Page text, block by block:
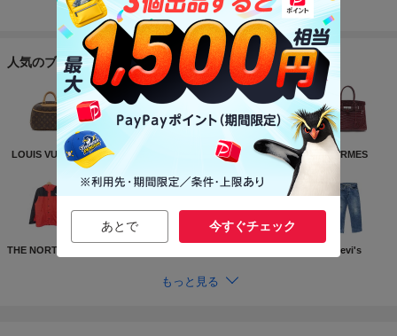
もっと見る
人気のブランド
LOUIS VUITTON CHANEL HERMES
THE NORTH FACE Levi's
もっと見る
あとで 今すぐチェック